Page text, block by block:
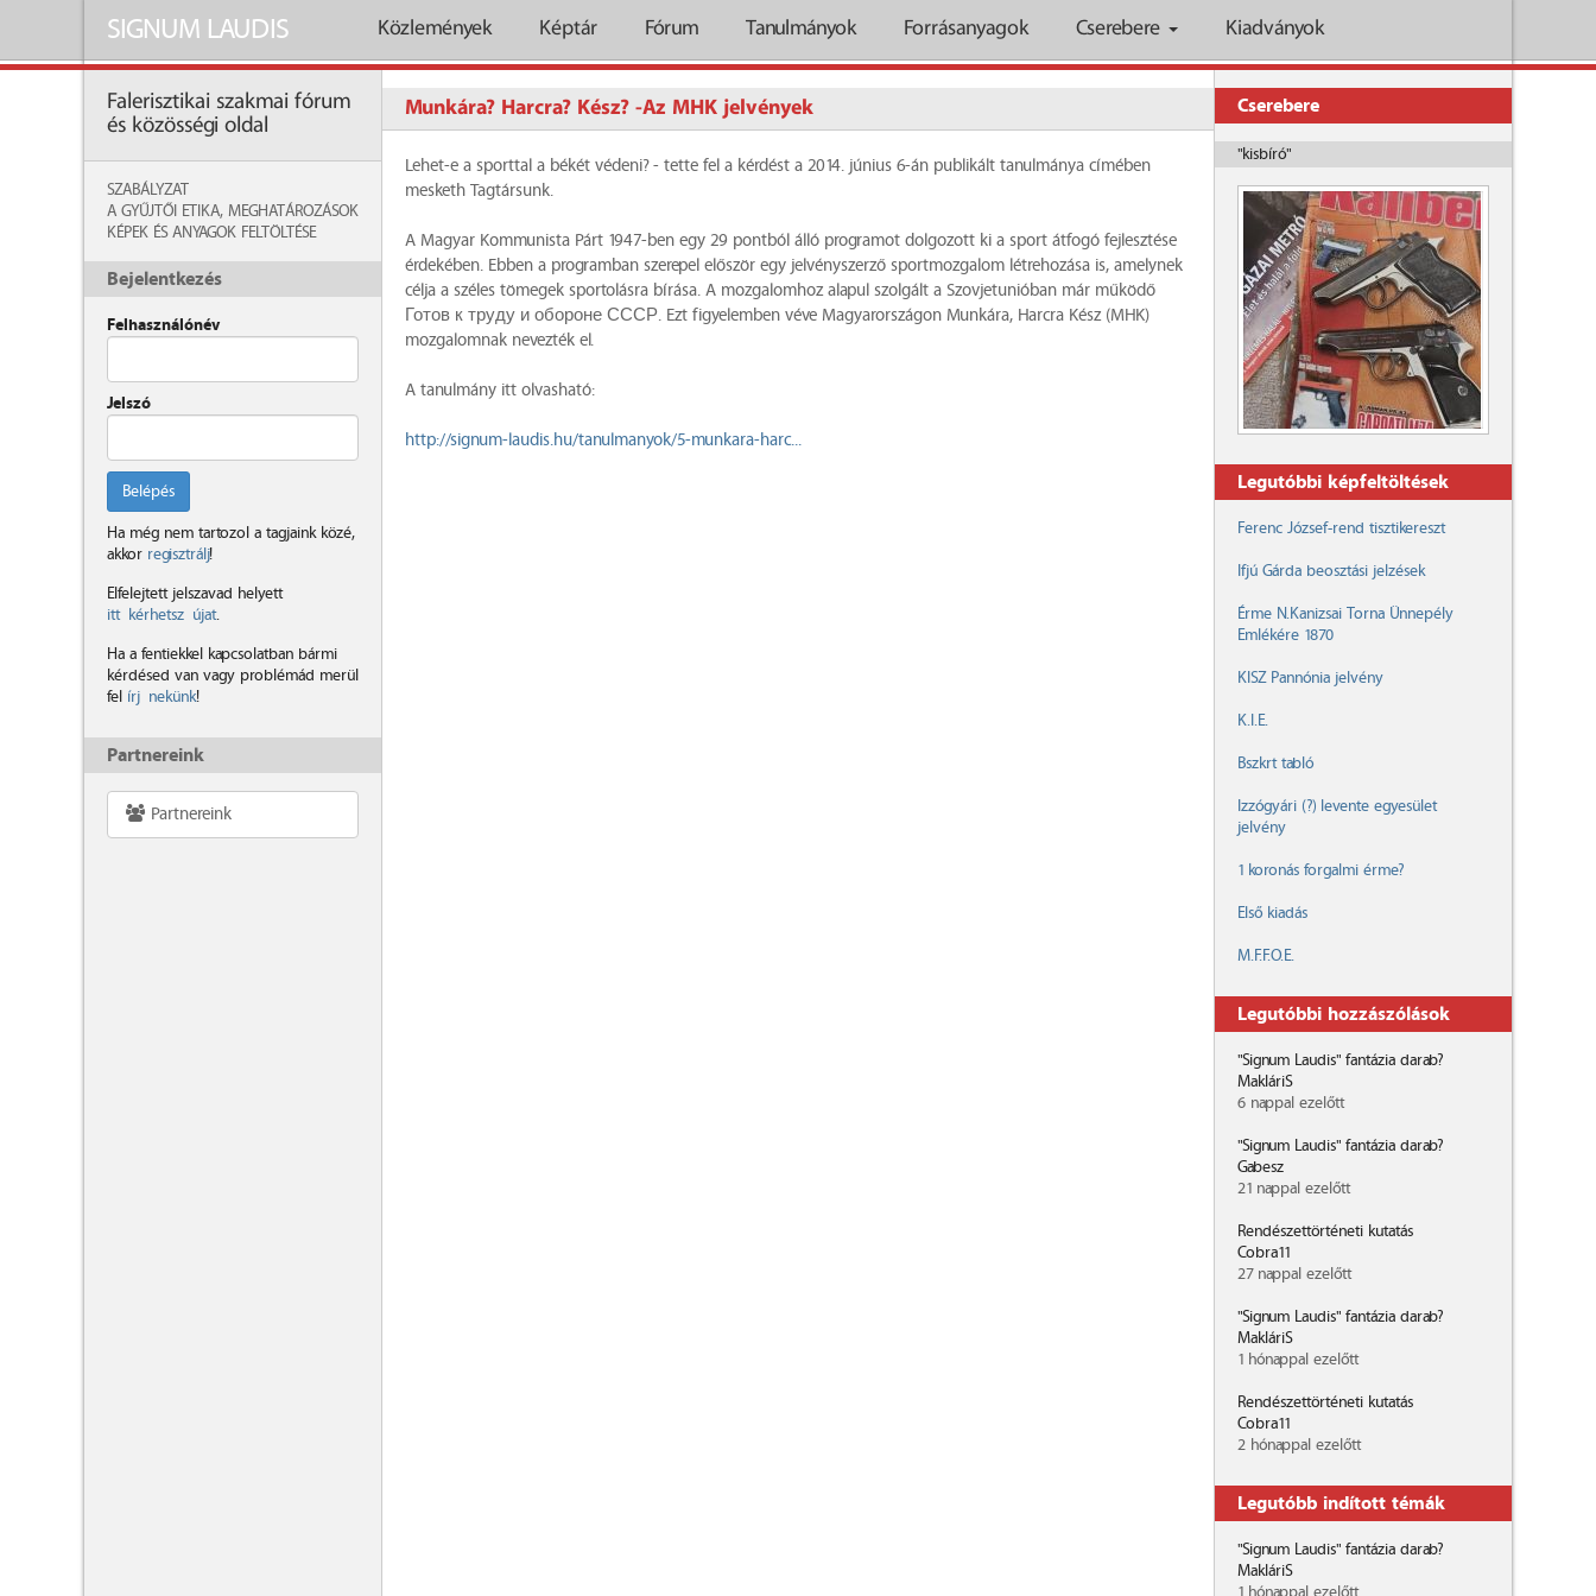
SIGNUM LAUDIS Közlemények Képtár Fórum Tanulmányok Forrásanyagok Cserebere Kiadványok
Falerisztikai szakmai fórum
és közösségi oldal
SZABÁLYZAT
A GYŰJTŐI ETIKA, MEGHATÁROZÁSOK
KÉPEK ÉS ANYAGOK FELTÖLTÉSE
Bejelentkezés
Felhasználónév
Jelszó
Belépés
Ha még nem tartozol a tagjaink közé,
akkor regisztrálj!
Elfelejtett jelszavad helyett
itt kérhetsz újat.
Ha a fentiekkel kapcsolatban bármi
kérdésed van vagy problémád merül
fel írj nekünk!
Partnereink
Partnereink
Munkára? Harcra? Kész? -Az MHK jelvények
Lehet-e a sporttal a békét védeni? - tette fel a kérdést a 2014. június 6-án publikált tanulmánya címében
mesketh Tagtársunk.
A Magyar Kommunista Párt 1947-ben egy 29 pontból álló programot dolgozott ki a sport át­fogó fejlesztése
érdekében. Ebben a programban szerepel először egy jelvényszerző sport­mozgalom létrehozása is, amelynek
célja a széles tömegek sportolásra bírása. A mozgalomhoz alapul szolgált a Szovjetunióban már működő
Готов к труду и обороне СССР. Ezt figyelemben véve Magyarországon Munkára, Harcra Kész (MHK)
mozgalomnak nevezték el.
A tanulmány itt olvasható:
http://signum-laudis.hu/tanulmanyok/5-munkara-harc...
Cserebere
"kisbíró"
Legutóbbi képfeltöltések
Ferenc József-rend tisztikereszt
Ifjú Gárda beosztási jelzések
Érme N.Kanizsai Torna Ünnepély
Emlékére 1870
KISZ Pannónia jelvény
K.I.E.
Bszkrt tabló
Izzógyári (?) levente egyesület
jelvény
1 koronás forgalmi érme?
Első kiadás
M.F.F.O.E.
Legutóbbi hozzászólások
"Signum Laudis" fantázia darab?
MakláriS
6 nappal ezelőtt
"Signum Laudis" fantázia darab?
Gabesz
21 nappal ezelőtt
Rendészettörténeti kutatás
Cobra11
27 nappal ezelőtt
"Signum Laudis" fantázia darab?
MakláriS
1 hónappal ezelőtt
Rendészettörténeti kutatás
Cobra11
2 hónappal ezelőtt
Legutóbb indított témák
"Signum Laudis" fantázia darab?
MakláriS